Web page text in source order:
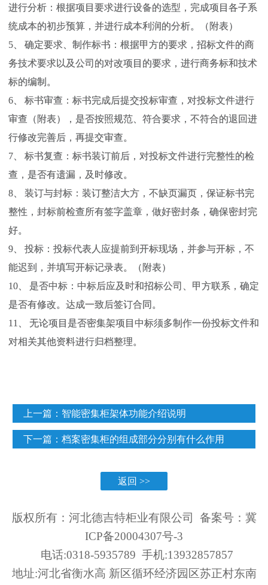
进行分析：根据项目要求进行设备的选型，完成项目各子系
统成本的初步预算，并进行成本利润的分析。（附表）
5、 确定要求、制作标书：根据甲方的要求，招标文件的商
务技术要求以及公司的对改项目的要求，进行商务标和技术
标的编制。
6、 标书审查：标书完成后提交投标审查，对投标文件进行
审查（附表），是否按照规范、符合要求，不符合的退回进
行修改完善后，再提交审查。
7、 标书复查：标书装订前后，对投标文件进行完整性的检
查，是否有遗漏，及时修改。
8、 装订与封标：装订整洁大方，不缺页漏页，保证标书完
整性，封标前检查所有签字盖章，做好密封条，确保密封完
好。
9、 投标：投标代表人应提前到开标现场，并参与开标，不
能迟到，并填写开标记录表。（附表）
10、 是否中标：中标后应及时和招标公司、甲方联系，确定
是否有修改。达成一致后签订合同。
11、 无论项目是否密集架项目中标须多制作一份投标文件和
对相关其他资料进行归档整理。
上一篇： 智能密集柜架体功能介绍说明
下一篇： 档案密集柜的组成部分分别有什么作用
返回 >>
版权所有：河北德吉特柜业有限公司 备案号： 冀
ICP备20004307号-3
电话:0318-5935789 手机:13932857857
地址:河北省衡水高 新区循环经济园区苏正村东南